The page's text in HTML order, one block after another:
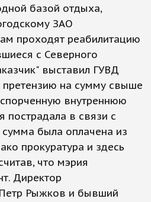
базой отдыха,
ЗАО
проходят реабилитацию
с Северного
выставил ГУВД
претензию на сумму свыше
внутреннюю
пострадала в связи с
была оплачена из
прокуратура и здесь
что мэрия
Директор
Петр Рыжков и бывший